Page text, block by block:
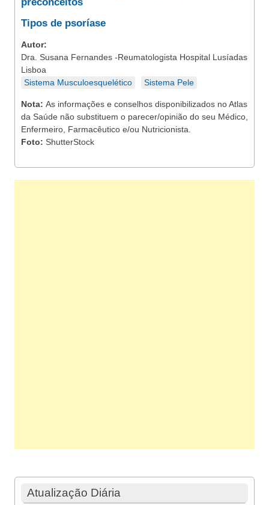
Tipos de psoríase
Autor:
Dra. Susana Fernandes -Reumatologista Hospital Lusíadas
Lisboa
Sistema Musculoesquelético
Sistema Pele
Nota: As informações e conselhos disponibilizados no Atlas
da Saúde não substituem o parecer/opinião do seu Médico,
Enfermeiro, Farmacêutico e/ou Nutricionista.
Foto: ShutterStock
Atualização Diária